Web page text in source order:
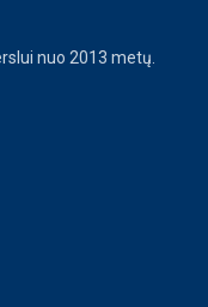
nuo 2013 metų.